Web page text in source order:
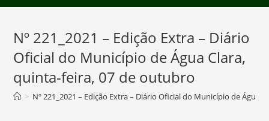
Nº 221_2021 – Edição Extra – Diário
Oficial do Município de Água Clara,
quinta-feira, 07 de outubro
> Nº 221_2021 – Edição Extra – Diário Oficial do Município de Água